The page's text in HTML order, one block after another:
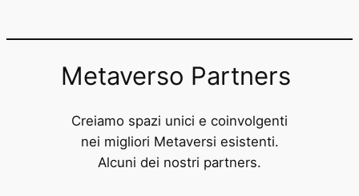
Metaverso Partners
Creiamo spazi unici e coinvolgenti
nei migliori Metaversi esistenti.
Alcuni dei nostri partners.